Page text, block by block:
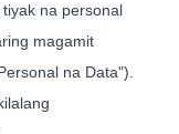
na personal
magamit
na Data").